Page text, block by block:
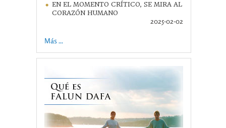
EN EL MOMENTO CRÍTICO, SE MIRA AL
CORAZÓN HUMANO
2025-02-02
Más ...